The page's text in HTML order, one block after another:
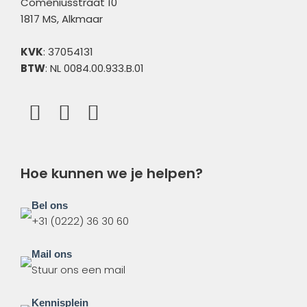
1817 MS, Alkmaar
KVK: 37054131
BTW: NL 0084.00.933.B.01
Hoe kunnen we je helpen?
Bel ons
+31 (0222) 36 30 60
Mail ons
Stuur ons een mail
Kennisplein